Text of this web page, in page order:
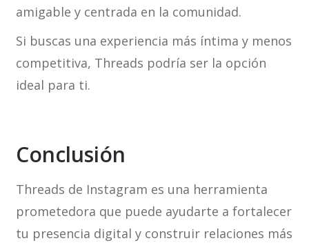
amigable y centrada en la comunidad.
Si buscas una experiencia más íntima y menos
competitiva, Threads podría ser la opción
ideal para ti.
Conclusión
Threads de Instagram es una herramienta
prometedora que puede ayudarte a fortalecer
tu presencia digital y construir relaciones más